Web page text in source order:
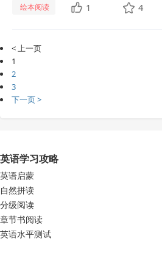
绘本阅读 1 4
< 上一页
1
2
3
下一页 >
英语学习攻略
英语启蒙
自然拼读
分级阅读
章节书阅读
英语水平测试